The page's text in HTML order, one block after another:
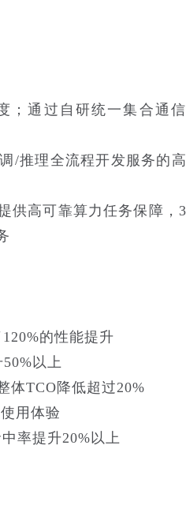
；通过自研统一集合通
/推理全流程开发服务的
供高可靠算力任务保障，
的性能提升
以上
体TCO降低超过20%
用体验
率提升20%以上